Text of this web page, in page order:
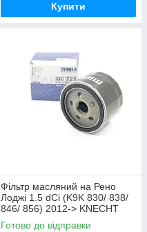
Купити
Фільтр масляний на Рено
Лоджі 1.5 dCi (K9K 830/ 838/
846/ 856) 2012-> KNECHT
(Німеччина) OC727
Готово до відправки